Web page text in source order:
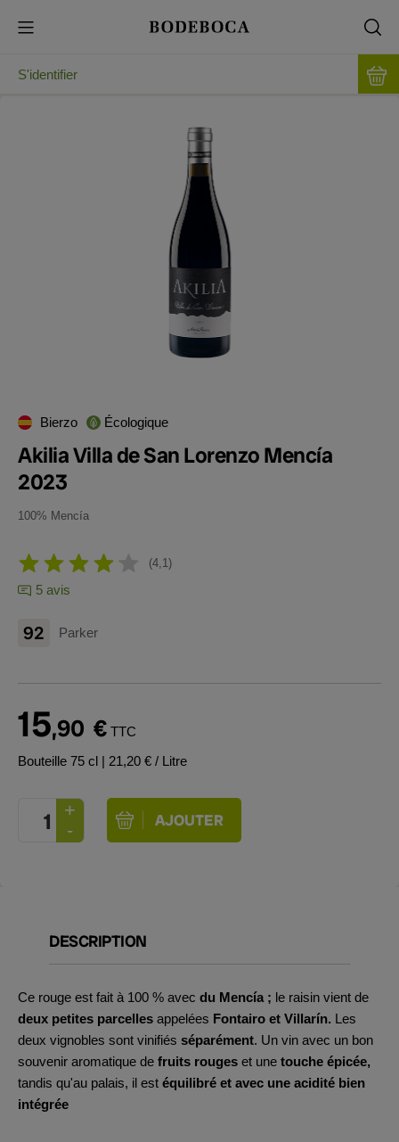
S'identifier
Bierzo Écologique
Akilia Villa de San Lorenzo Mencía
2023
100% Mencía
4,1
5 avis
92 Parker
15,90 € TTC
Bouteille 75 cl | 21,20 € / Litre
DESCRIPTION
Ce rouge est fait à 100 % avec du Mencía ; le raisin vient de
deux petites parcelles appelées Fontairo et Villarín. Les
deux vignobles sont vinifiés séparément. Un vin avec un bon
souvenir aromatique de fruits rouges et une touche épicée,
tandis qu'au palais, il est équilibré et avec une acidité bien
intégrée